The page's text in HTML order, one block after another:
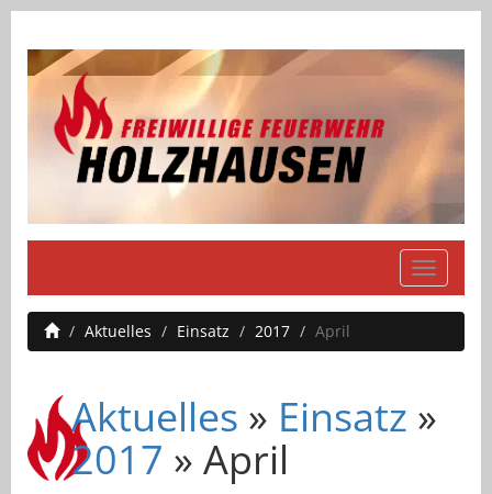
Aktuelles
Einsatz 2017 April
Aktuelles » Einsatz »
2017 » April